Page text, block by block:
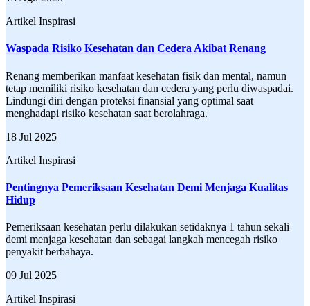
Artikel Inspirasi
Waspada Risiko Kesehatan dan Cedera Akibat Renang
Renang memberikan manfaat kesehatan fisik dan mental, namun
tetap memiliki risiko kesehatan dan cedera yang perlu diwaspadai.
Lindungi diri dengan proteksi finansial yang optimal saat
menghadapi risiko kesehatan saat berolahraga.
18 Jul 2025
Artikel Inspirasi
Pentingnya Pemeriksaan Kesehatan Demi Menjaga Kualitas
Hidup
Pemeriksaan kesehatan perlu dilakukan setidaknya 1 tahun sekali
demi menjaga kesehatan dan sebagai langkah mencegah risiko
penyakit berbahaya.
09 Jul 2025
Artikel Inspirasi